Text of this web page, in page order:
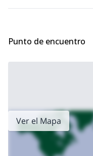
Punto de encuentro
Ver el Mapa